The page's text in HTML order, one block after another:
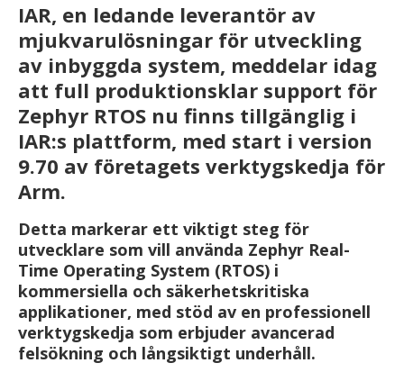
IAR, en ledande leverantör av
mjukvarulösningar för utveckling
av inbyggda system, meddelar idag
att full produktionsklar support för
Zephyr RTOS nu finns tillgänglig i
IAR:s plattform, med start i version
9.70 av företagets verktygskedja för
Arm.
Detta markerar ett viktigt steg för
utvecklare som vill använda Zephyr Real-
Time Operating System (RTOS) i
kommersiella och säkerhetskritiska
applikationer, med stöd av en professionell
verktygskedja som erbjuder avancerad
felsökning och långsiktigt underhåll.